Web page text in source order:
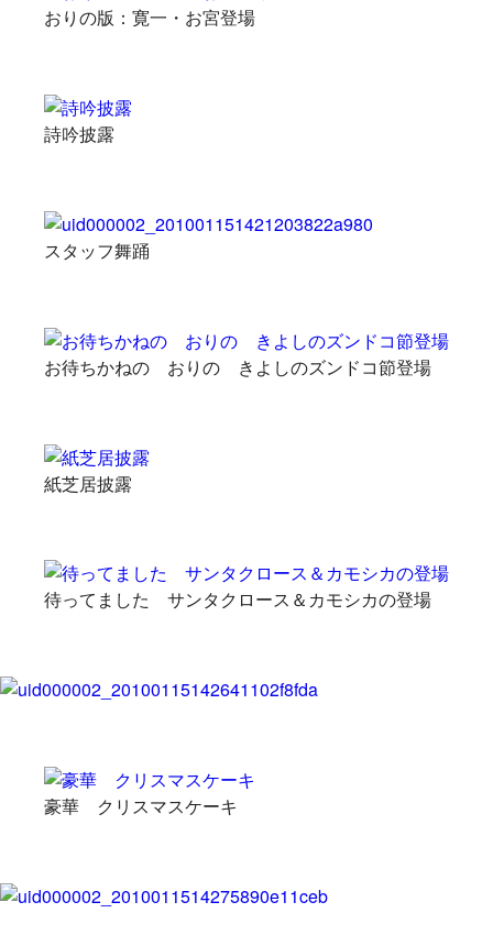
おりの版：寛一・お宮登場
詩吟披露
スタッフ舞踊
お待ちかねの おりの きよしのズンドコ節登場
紙芝居披露
待ってました サンタクロース＆カモシカの登場
豪華 クリスマスケーキ